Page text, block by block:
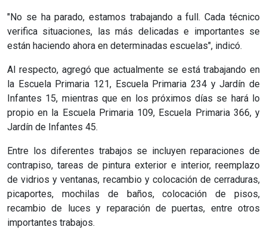
"No se ha parado, estamos trabajando a full. Cada técnico
verifica situaciones, las más delicadas e importantes se
están haciendo ahora en determinadas escuelas", indicó.
Al respecto, agregó que actualmente se está trabajando en
la Escuela Primaria 121, Escuela Primaria 234 y Jardín de
Infantes 15, mientras que en los próximos días se hará lo
propio en la Escuela Primaria 109, Escuela Primaria 366, y
Jardín de Infantes 45.
Entre los diferentes trabajos se incluyen reparaciones de
contrapiso, tareas de pintura exterior e interior, reemplazo
de vidrios y ventanas, recambio y colocación de cerraduras,
picaportes, mochilas de baños, colocación de pisos,
recambio de luces y reparación de puertas, entre otros
importantes trabajos.